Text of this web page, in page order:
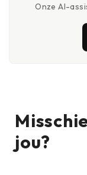
Onze AI-
jou?